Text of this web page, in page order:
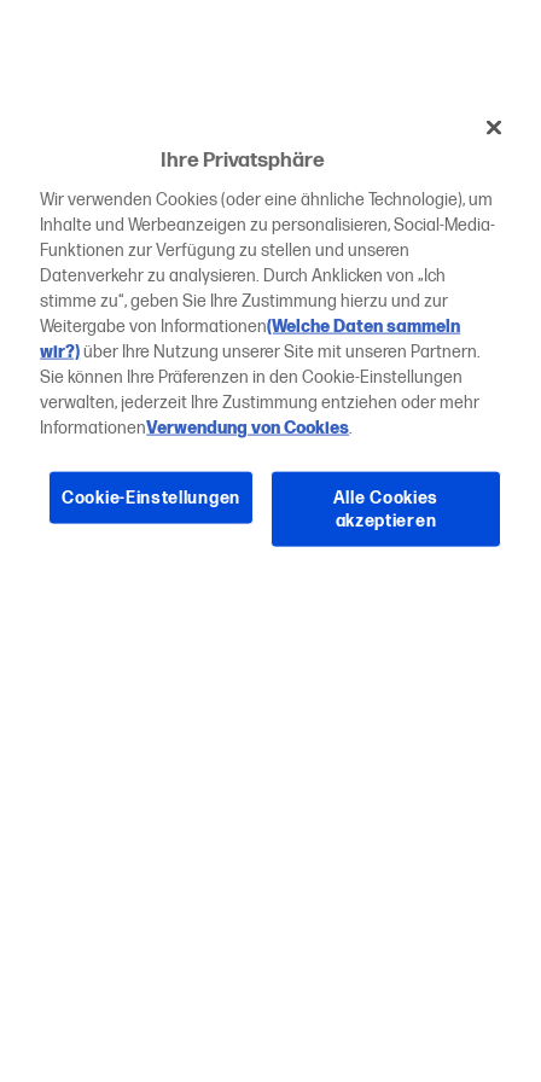
Ihre Privatsphäre
Wir verwenden Cookies (oder eine ähnliche Technologie), um
Inhalte und Werbeanzeigen zu personalisieren, Social-Media-
Funktionen zur Verfügung zu stellen und unseren
Datenverkehr zu analysieren. Durch Anklicken von „Ich
stimme zu“, geben Sie Ihre Zustimmung hierzu und zur
Weitergabe von Informationen(Welche Daten sammeln
wir?)über Ihre Nutzung unserer Site mit unseren Partnern.
Sie können Ihre Präferenzen in den Cookie-Einstellungen
verwalten, jederzeit Ihre Zustimmung entziehen oder mehr
InformationenVerwendung von Cookies.
Cookie-Einstellungen
Alle Cookies
akzeptieren